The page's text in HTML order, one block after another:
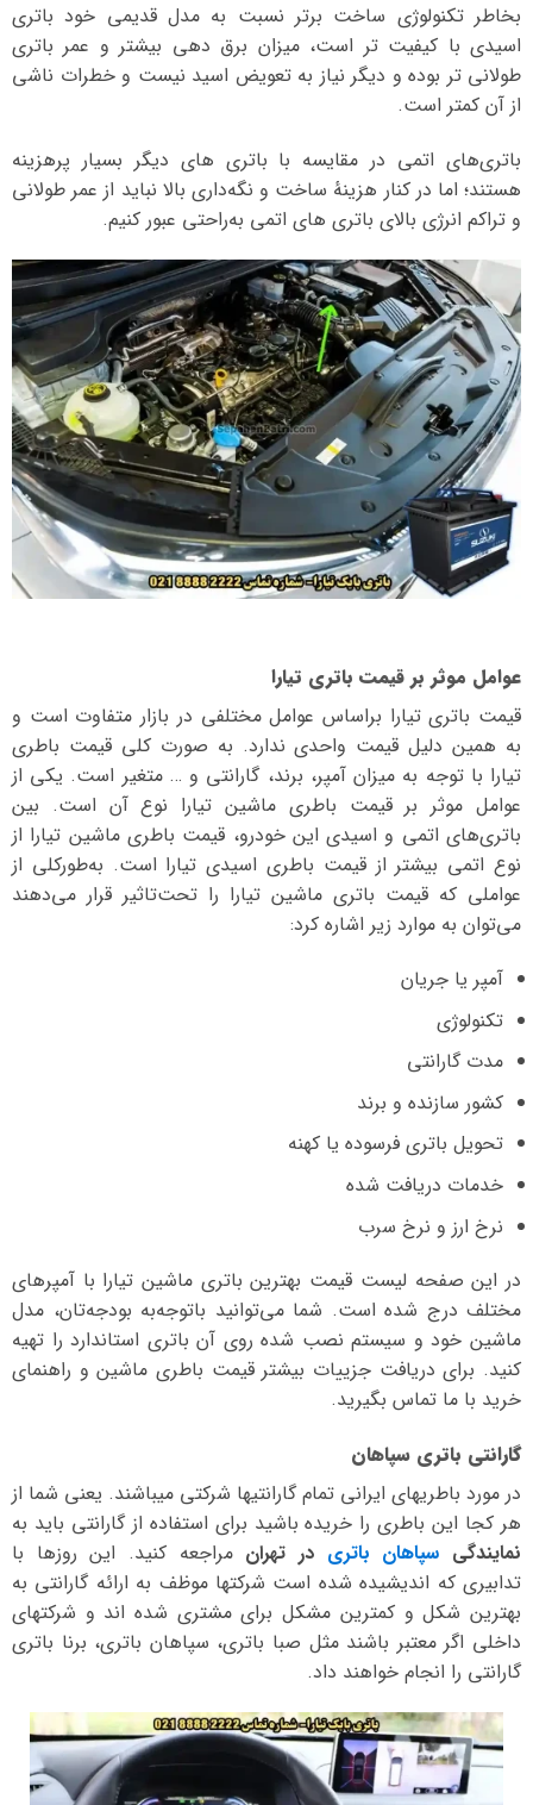
بخاطر تکنولوژی ساخت برتر نسبت به مدل قدیمی خود باتری
اسیدی با کیفیت تر است، میزان برق دهی بیشتر و عمر باتری
طولانی تر بوده و دیگر نیاز به تعویض اسید نیست و خطرات ناشی
از آن کمتر است.
باتری‌های اتمی در مقایسه با باتری‌ های دیگر بسیار پرهزینه
هستند؛ اما در کنار هزینهٔ ساخت و نگه‌داری بالا نباید از عمر طولانی
و تراکم انرژی بالای باتری‌ های اتمی به‌راحتی عبور کنیم.
عوامل موثر بر قیمت باتری تیارا
قیمت باتری تیارا بر‌اساس عوامل مختلفی در بازار متفاوت است و
به همین دلیل قیمت واحدی ندارد. به صورت کلی قیمت باطری
تیارا با توجه به میزان آمپر، برند، گارانتی و … متغیر است. یکی از
عوامل موثر بر قیمت باطری ماشین تیارا نوع آن است. بین
باتری‌های اتمی و اسیدی این خودرو، قیمت باطری ماشین تیارا از
نوع اتمی بیشتر از قیمت باطری اسیدی تیارا است. به‌طورکلی از
عواملی که قیمت باتری ماشین تیارا را تحت‌تاثیر قرار می‌دهند
می‌توان به موارد زیر اشاره کرد:
آمپر یا جریان
تکنولوژی
مدت گارانتی
کشور سازنده و برند
تحویل باتری فرسوده یا کهنه
خدمات دریافت شده
نرخ ارز و نرخ سرب
در این صفحه لیست قیمت بهترین باتری ماشین تیارا با آمپرهای
مختلف درج شده است. شما می‌توانید با‌توجه‌به بودجه‌تان، مدل
ماشین خود و سیستم نصب شده روی آن باتری استاندارد را تهیه
کنید. برای دریافت جزییات بیشتر قیمت باطری ماشین و راهنمای
خرید با ما تماس بگیرید.
گارانتی باتری سپاهان
در مورد باطریهای ایرانی تمام گارانتیها شرکتی میباشند. یعنی شما از
هر کجا این باطری را خریده باشید برای استفاده از گارانتی باید به
نمایندگی سپاهان باتری در تهران مراجعه کنید. این روزها با
تدابیری که اندیشیده شده است شرکتها موظف به ارائه گارانتی به
بهترین شکل و کمترین مشکل برای مشتری شده اند و شرکتهای
داخلی اگر معتبر باشند مثل صبا باتری، سپاهان باتری، برنا باتری
گارانتی را انجام خواهند داد.